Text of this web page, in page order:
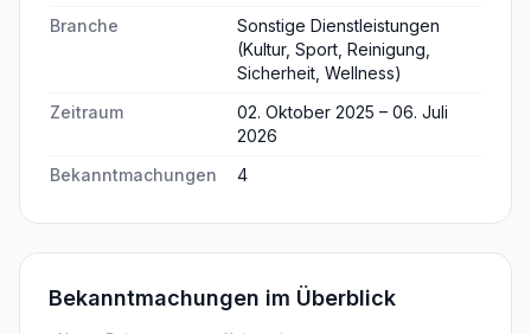
Branche
Sonstige Dienstleistungen
(Kultur, Sport, Reinigung,
Sicherheit, Wellness)
Zeitraum
02. Oktober 2025 – 06. Juli
2026
Bekanntmachungen
4
Bekanntmachungen im Überblick